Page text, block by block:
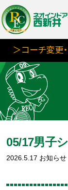
＞コーチ変更
05/17男子
2026.5.17 お知らせ